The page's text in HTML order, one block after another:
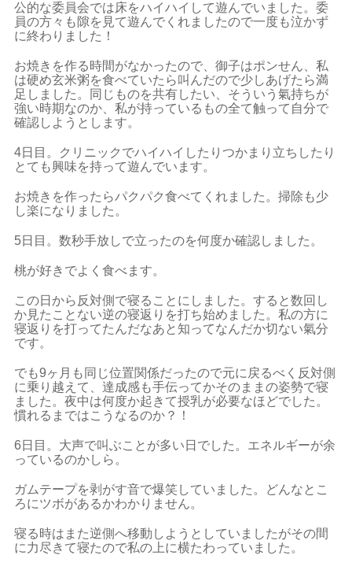
公的な委員会では床をハイハイして遊んでいました。委
員の方々も隙を見て遊んでくれましたので一度も泣かず
に終わりました！
お焼きを作る時間がなかったので、御子はポンせん、私
は硬め玄米粥を食べていたら叫んだので少しあげたら満
足しました。同じものを共有したい、そういう氣持ちが
強い時期なのか、私が持っているもの全て触って自分で
確認しようとします。
4日目。クリニックでハイハイしたりつかまり立ちしたり
とても興味を持って遊んでいます。
お焼きを作ったらパクパク食べてくれました。掃除も少
し楽になりました。
5日目。数秒手放しで立ったのを何度か確認しました。
桃が好きでよく食べます。
この日から反対側で寝ることにしました。すると数回し
か見たことない逆の寝返りを打ち始めました。私の方に
寝返りを打ってたんだなあと知ってなんだか切ない氣分
です。
でも9ヶ月も同じ位置関係だったので元に戻るべく反対側
に乗り越えて、達成感も手伝ってかそのままの姿勢で寝
ました。夜中は何度か起きて授乳が必要なほどでした。
慣れるまではこうなるのか？！
6日目。大声で叫ぶことが多い日でした。エネルギーが余
っているのかしら。
ガムテープを剥がす音で爆笑していました。どんなとこ
ろにツボがあるかわかりません。
寝る時はまた逆側へ移動しようとしていましたがその間
に力尽きて寝たので私の上に横たわっていました。